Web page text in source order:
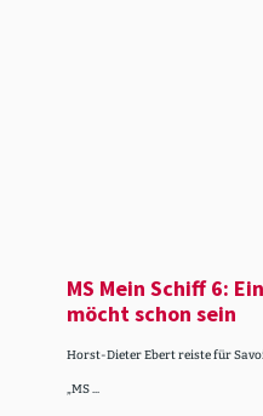
MS Mein Schiff 6:
möcht schon sein
Horst-Dieter Ebert reiste für
„MS ...